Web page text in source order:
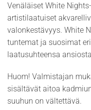
Venäläiset White
artistilaatuiset
valonkestävyys. White
tuntemat ja suosimat
laatusuhteensa
Huom! Valmistajan
sisältävät aitoa
suuhun on vältettävä.